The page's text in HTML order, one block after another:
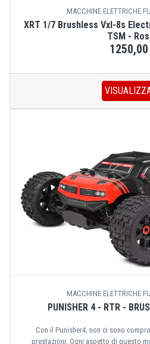
MACCHINE ELETTRICHE
XRT 1/7 Brushless Vxl-8s
TSM -
MACCHINE ELETTRICHE
PUNISHER 4 - RTR -
Con il Punisher4, non ci sono
prestazioni. Ogni aspetto di questo